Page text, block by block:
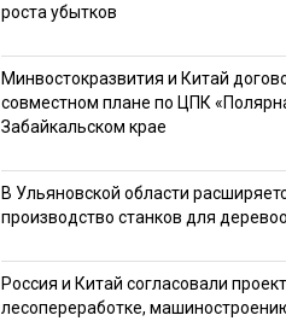
роста убытков
Минвостокразвития и Китай
совместном плане по ЦПК
Забайкальском крае
В Ульяновской области
производство станков для
Россия и Китай согласовали
лесопереработке,